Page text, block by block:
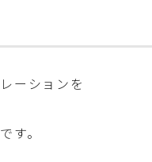
ーションを
す。